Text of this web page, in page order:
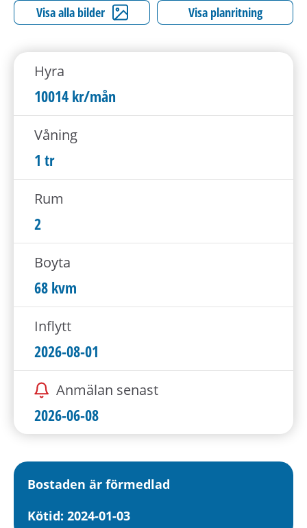
l
Visa alla bilder Visa planritning
Hyra
10014 kr/mån
Våning
1 tr
Rum
2
Boyta
68 kvm
Inflytt
2026-08-01
Anmälan senast
2026-06-08
Bostaden är förmedlad
Kötid: 2024-01-03